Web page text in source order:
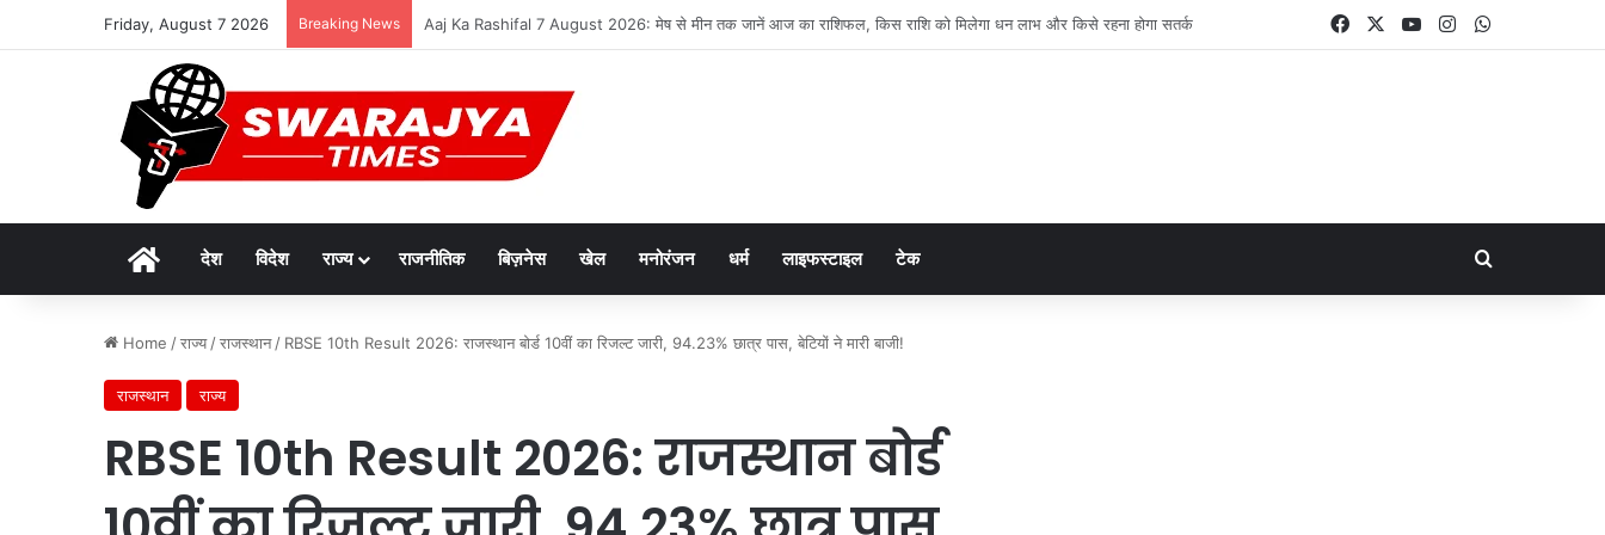
Friday, August 7 2026 Breaking News विकसित मध्यप्रदेश-2047’ की वित्तीय रूपरेखा तैयार FacebookYouTubeInstagram
Homeदेश विदेश राज्य राजनीतिक बिज़नेस खेल मनोरंजन धर्म लाइफस्टाइल टेक Search for
Home /राज्य /राजस्थान / RBSE 10th Result 2026: राजस्थान बोर्ड 10वीं का रिजल्ट जारी, 94.23% छात्र पास, बेटियों ने मारी बाजी!
राजस्थान राज्य
RBSE 10th Result 2026: राजस्थान बोर्ड